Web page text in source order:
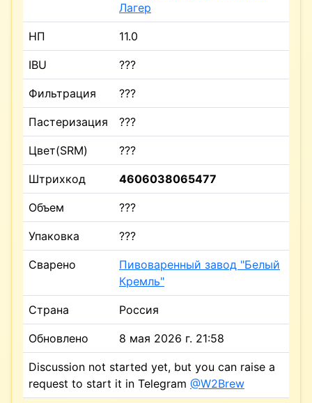
Лагер
НП 11.0
IBU ???
Фильтрация ???
Пастеризация ???
Цвет(SRM) ???
Штрихкод 4606038065477
Объем ???
Упаковка ???
Сварено
Пивоваренный завод "Белый
Кремль"
Страна Россия
Обновлено 8 мая 2026 г. 21:58
Discussion not started yet, but you can raise a
request to start it in Telegram @W2Brew